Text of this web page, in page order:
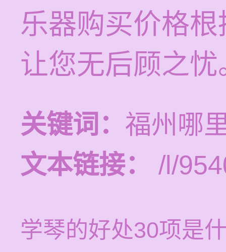
乐器购买价格
让您无后顾之忧
关键词： 福州哪
文本链接：
/l/
学琴的好处30项是